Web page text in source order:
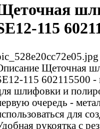
115
Щеточная
115 602115500 -
шлифовки и
очередь -
для
рукоятка с